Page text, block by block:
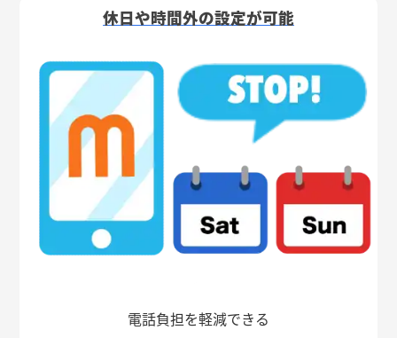
休日や時間外の設定が可能
電話負担を軽減できる